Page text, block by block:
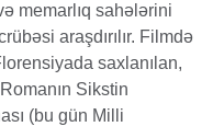
memarlıq sahələrini
araşdırılır. Filmdə
saxlanılan,
Sikstin
(bu gün Milli